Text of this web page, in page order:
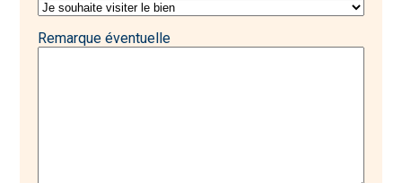
Remarque éventuelle